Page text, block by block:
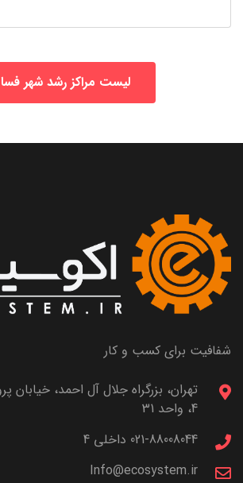
لیست مراکز رشد شهر فسا
شفافیت برای کسب و کار
4، واحد 31
021-88008044 داخلی 4
Info@ecosystem.ir